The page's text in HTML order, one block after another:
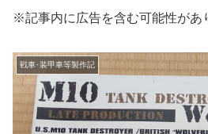
※記事内に広告を含む可能性があ
戦車･装甲車等製作記